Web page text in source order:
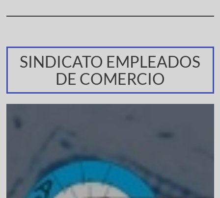
SINDICATO EMPLEADOS
DE COMERCIO